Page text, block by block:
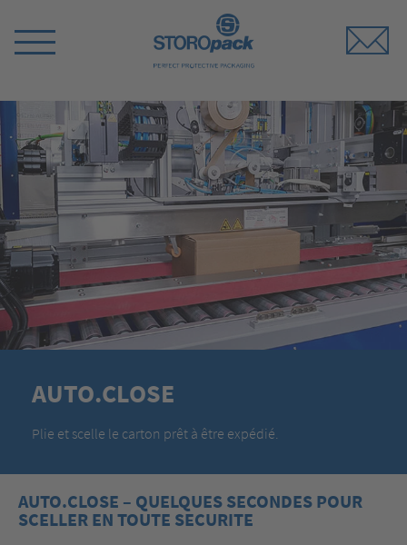
Switch
AUTO.CLOSE
Plie et scelle le carton prêt à être expédié.
AUTO.CLOSE – QUELQUES SECONDES POUR
SCELLER EN TOUTE SECURITE